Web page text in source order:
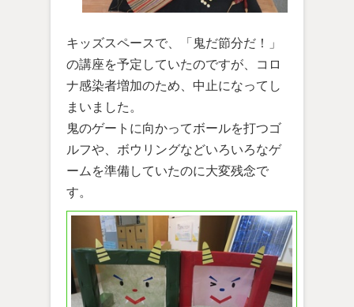
キッズスペースで、「鬼だ節分だ！」
の講座を予定していたのですが、コロ
ナ感染者増加のため、中止になってし
まいました。
鬼のゲートに向かってボールを打つゴ
ルフや、ボウリングなどいろいろなゲ
ームを準備していたのに大変残念で
す。